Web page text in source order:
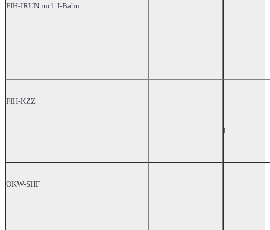
FIH-IRUN incl. I-Bahn
FIH-KZZ
l
OKW-SHF